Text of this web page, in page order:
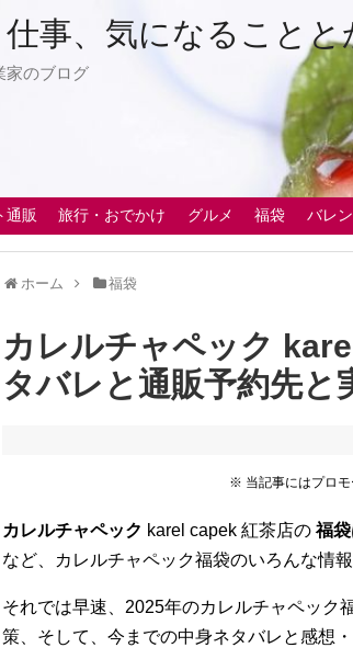
事、気になることと
家のブログ
通販 旅行・おでかけ グルメ 福袋 バレ
ホーム 福袋
カレルチャペック
タバレと通販予約先と
※ 当記事にはプロモ
カレルチャペック karel capek 紅茶店の福袋
など、カレルチャペック福袋のいろんな情
それでは早速、2025年のカレルチャペック
策、そして、今までの中身ネタバレと感想